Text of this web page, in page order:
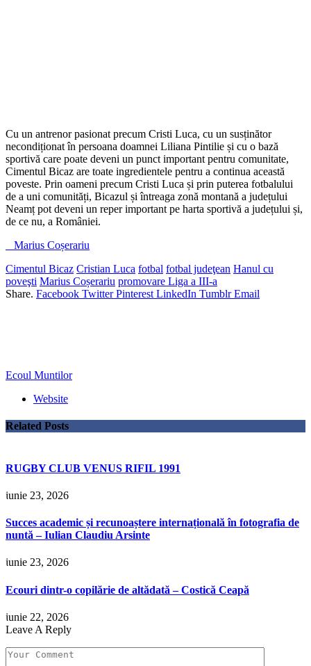
Cu un antrenor pasionat precum Cristi Luca, cu un susținător
necondiționat în persoana doamnei Liliana Pintilie și cu o bază
sportivă care poate deveni un punct important pentru comunitate,
Cimentul Bicaz are toate ingredientele pentru a continua această
poveste. Prin oameni precum Cristi Luca și prin puterea fotbalului
de a uni comunități, Bicazul și întreaga zonă montană a județului
Neamț pot deveni un reper important pe harta sportivă a județului și,
de ce nu, a României.
Marius Coșerariu
Cimentul Bicaz Cristian Luca fotbal fotbal judeţean Hanul cu
poveşti Marius Coșerariu promovare Liga a III-a
Share. Facebook Twitter Pinterest LinkedIn Tumblr Email
Ecoul Muntilor
Website
Related Posts
RUGBY CLUB VENUS RIFIL 1991
iunie 23, 2026
Succes academic și recunoaștere internațională în fotografia de
nuntă – Iulian Claudiu Arsinte
iunie 23, 2026
Ecouri dintr-o copilărie de altădată – Costică Ceapă
iunie 22, 2026
Leave A Reply